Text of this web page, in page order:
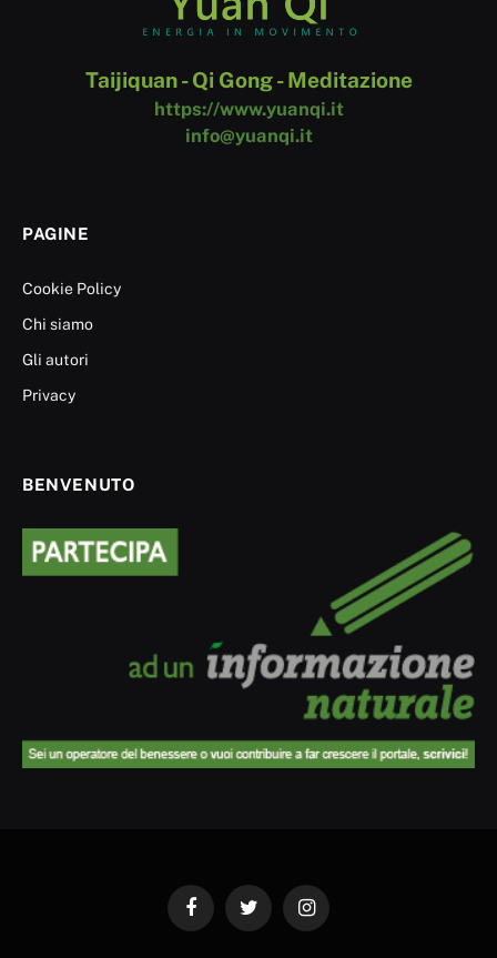
Taijiquan - Qi Gong - Meditazione
https://www.yuanqi.it
info@yuanqi.it
PAGINE
Cookie Policy
Chi siamo
Gli autori
Privacy
BENVENUTO
FacebookTwitter Instagram